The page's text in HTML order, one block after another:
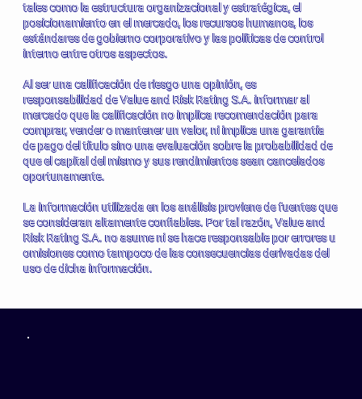
tales como la estructura organizacional y estratégica, el
posicionamiento en el mercado, los recursos humanos, los
estándares de gobierno corporativo y las políticas de control
interno entre otros aspectos.
Al ser una calificación de riesgo una opinión, es
responsabilidad de Value and Risk Rating S.A. informar al
mercado que la calificación no implica recomendación para
comprar, vender o mantener un valor, ni implica una garantía
de pago del título sino una evaluación sobre la probabilidad de
que el capital del mismo y sus rendimientos sean cancelados
oportunamente.
La información utilizada en los análisis proviene de fuentes que
se consideran altamente confiables. Por tal razón, Value and
Risk Rating S.A. no asume ni se hace responsable por errores u
omisiones como tampoco de las consecuencias derivadas del
uso de dicha información.